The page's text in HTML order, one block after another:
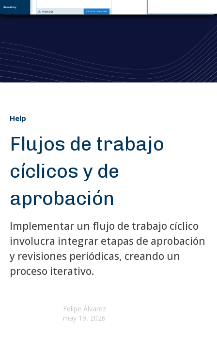
Help
Flujos de trabajo
cíclicos y de
aprobación
Implementar un flujo de trabajo cíclico
involucra integrar etapas de aprobación
y revisiones periódicas, creando un
proceso iterativo.
Felipe Álvarez
may 19, 2026